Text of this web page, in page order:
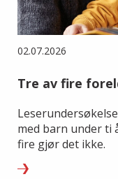
02.07.2026
Tre av fire
med barn under ti
fire gjør det ikke.